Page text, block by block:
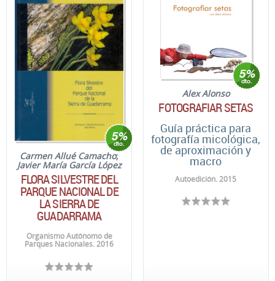
Carmen Allué Camacho;
Javier María García López
FLORA SILVESTRE DEL
PARQUE NACIONAL DE
LA SIERRA DE
GUADARRAMA
Organismo Autónomo de
Parques Nacionales. 2016
Alex Alonso
FOTOGRAFIAR SETAS
Guía práctica para
fotografía micológica,
de aproximación y
macro
Autoedición. 2015